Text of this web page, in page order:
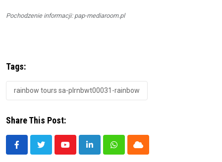
Pochodzenie informacji: pap-mediaroom.pl
Tags:
rainbow tours sa-plrnbwt00031-rainbow
Share This Post:
YoutubeLinkedInWhatsappCloud